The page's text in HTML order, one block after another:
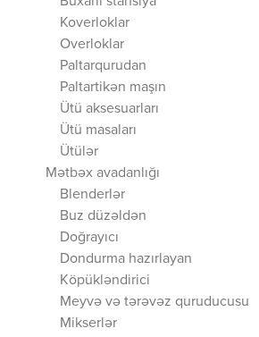
Koverloklar
Overloklar
Paltarqurudan
Paltartikən maşın
Ütü aksesuarları
Ütü masaları
Ütülər
Mətbəx avadanlığı
Blenderlər
Buz düzəldən
Doğrayıcı
Dondurma hazırlayan
Köpükləndirici
Meyvə və tərəvəz quruducusu
Mikserlər